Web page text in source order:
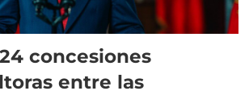
concesiones
entre las